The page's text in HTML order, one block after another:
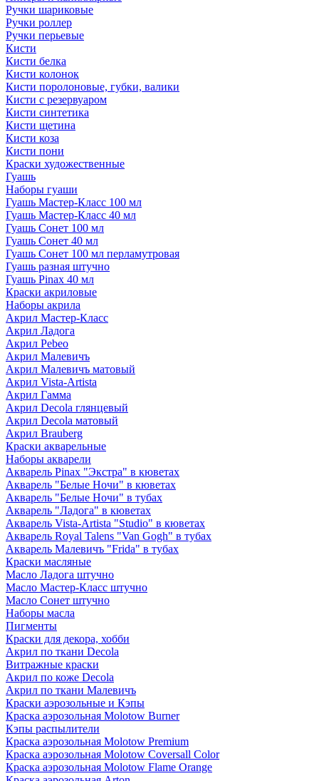
Ручки шариковые
Ручки роллер
Ручки перьевые
Кисти
Кисти белка
Кисти колонок
Кисти поролоновые, губки, валики
Кисти с резервуаром
Кисти синтетика
Кисти щетина
Кисти коза
Кисти пони
Краски художественные
Гуашь
Наборы гуаши
Гуашь Мастер-Класс 100 мл
Гуашь Мастер-Класс 40 мл
Гуашь Сонет 100 мл
Гуашь Сонет 40 мл
Гуашь Сонет 100 мл перламутровая
Гуашь разная штучно
Гуашь Pinax 40 мл
Краски акриловые
Наборы акрила
Акрил Мастер-Класс
Акрил Ладога
Акрил Pebeo
Акрил Малевичъ
Акрил Малевичъ матовый
Акрил Vista-Artista
Акрил Гамма
Акрил Decola глянцевый
Акрил Decola матовый
Акрил Brauberg
Краски акварельные
Наборы акварели
Акварель Pinax "Экстра" в кюветах
Акварель "Белые Ночи" в кюветах
Акварель "Белые Ночи" в тубах
Акварель "Ладога" в кюветах
Акварель Vista-Artista "Studio" в кюветах
Акварель Royal Talens "Van Gogh" в тубах
Акварель Малевичъ "Frida" в тубах
Краски масляные
Масло Ладога штучно
Масло Мастер-Класс штучно
Масло Сонет штучно
Наборы масла
Пигменты
Краски для декора, хобби
Акрил по ткани Decola
Витражные краски
Акрил по коже Decola
Акрил по ткани Малевичъ
Краски аэрозольные и Кэпы
Краска аэрозольная Molotow Burner
Кэпы распылители
Краска аэрозольная Molotow Premium
Краска аэрозольная Molotow Coversall Color
Краска аэрозольная Molotow Flame Orange